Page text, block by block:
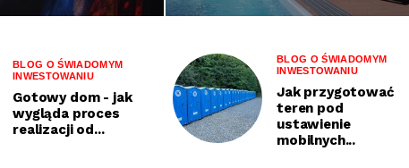
BLOG O ŚWIADOMYM
INWESTOWANIU
Gotowy dom - jak
wygląda proces
realizacji od...
BLOG O ŚWIADOMYM
INWESTOWANIU
Jak przygotować
teren pod
ustawienie
mobilnych...